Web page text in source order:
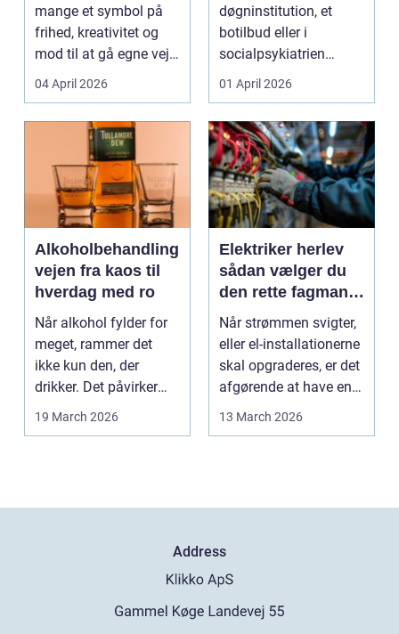
mange et symbol på
frihed, kreativitet og
mod til at gå egne veje.
Den samme ånd ...
04 April 2026
døgninstitution, et
botilbud eller i
socialpsykiatrien
pludselig ændrer sig,
kan...
01 April 2026
Alkoholbehandling
vejen fra kaos til
hverdag med ro
Når alkohol fylder for
meget, rammer det
ikke kun den, der
drikker. Det påvirker
også familie, arbej...
19 March 2026
Elektriker herlev
sådan vælger du
den rette fagmand
til dine el-opgaver
Når strømmen svigter,
eller el-installationerne
skal opgraderes, er det
afgørende at have en
pålidel...
13 March 2026
Address